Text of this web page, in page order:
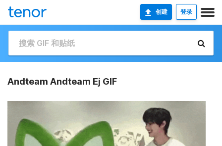
创建 登录
Andteam Andteam Ej GIF